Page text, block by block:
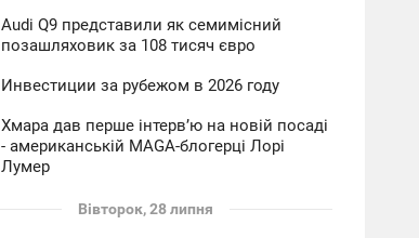
Audi Q9 представили як семимісний
позашляховик за 108 тисяч євро
Инвестиции за рубежом в 2026 году
Хмара дав перше інтервʼю на новій посаді
- американській MAGA-блогерці Лорі
Лумер
Вівторок, 28 липня